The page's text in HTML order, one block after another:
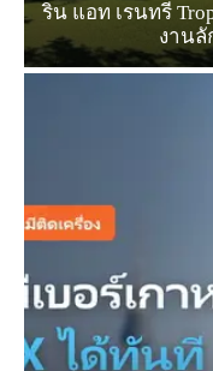
ริน แอท เรนทรี
งานลั